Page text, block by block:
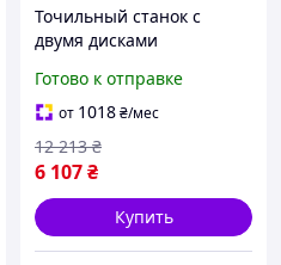
Точильный станок с
двумя дисками
Точильно-шлифовальные
станки 750 Вт
Готово к отправке
от 1018₴/мес
6 107₴
12 213 ₴
Купить